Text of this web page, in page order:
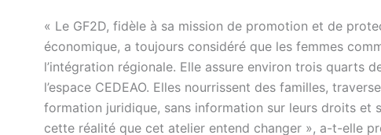
« Le GF2D, fidèle à sa mission de promotion et de
économique, a toujours considéré que les femmes
l’intégration régionale. Elle assure environ trois quarts
l’espace CEDEAO. Elles nourrissent des familles,
formation juridique, sans information sur leurs droits et
cette réalité que cet atelier entend changer », a-t-elle